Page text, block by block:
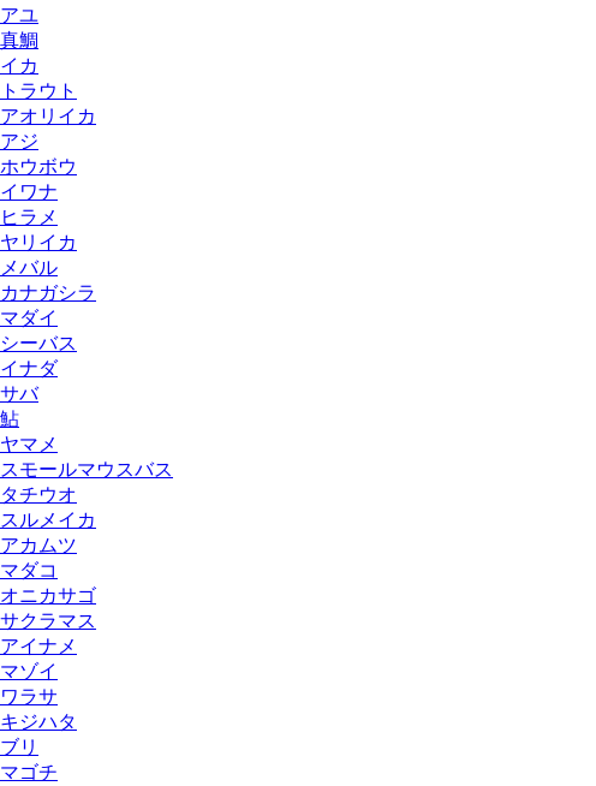
アユ
真鯛
イカ
トラウト
アオリイカ
アジ
ホウボウ
イワナ
ヒラメ
ヤリイカ
メバル
カナガシラ
マダイ
シーバス
イナダ
サバ
鮎
ヤマメ
スモールマウスバス
タチウオ
スルメイカ
アカムツ
マダコ
オニカサゴ
サクラマス
アイナメ
マゾイ
ワラサ
キジハタ
ブリ
マゴチ